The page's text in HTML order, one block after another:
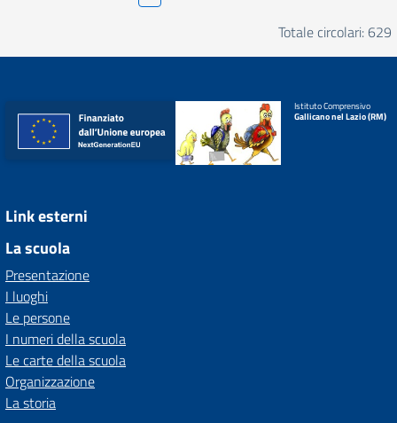
Totale circolari: 629
Istituto Comprensivo
Gallicano nel Lazio (RM)
Link esterni
La scuola
Presentazione
I luoghi
Le persone
I numeri della scuola
Le carte della scuola
Organizzazione
La storia